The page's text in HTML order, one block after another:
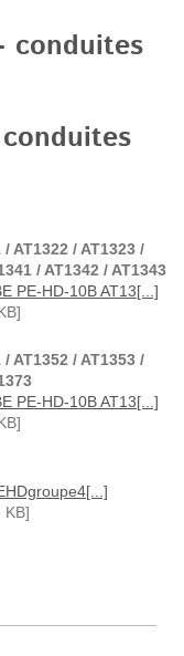
conduites
AT1322 / AT1323 /
/ AT1342 / AT1343
PE-HD-10B AT13[...]
AT1352 / AT1353 /
PE-HD-10B AT13[...]
KB]